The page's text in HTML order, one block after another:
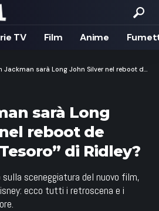
TV Film Anime
sarà Long John Silver nel reboot de “L’Isola del Tesoro” di Ridley?
sarà Long
reboot de
di Ridley?
sceneggiatura del nuovo film,
ecco tutti i retroscena e i